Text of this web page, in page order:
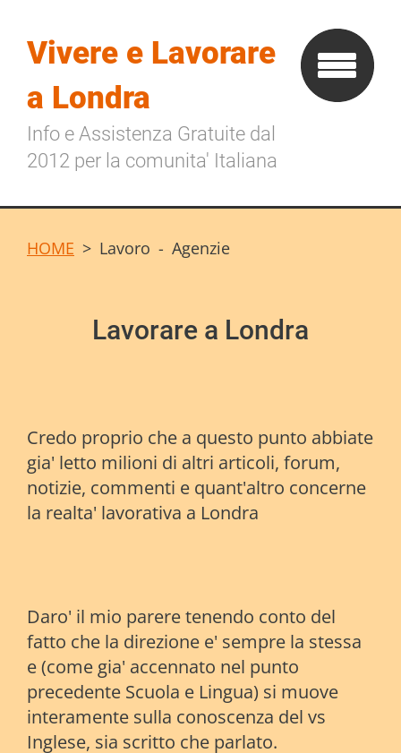
Vivere e Lavorare
a Londra
Info e Assistenza Gratuite dal
2012 per la comunita' Italiana
HOME > Lavoro - Agenzie
Lavorare a Londra
Credo proprio che a questo punto abbiate
gia' letto milioni di altri articoli, forum,
notizie, commenti e quant'altro concerne
la realta' lavorativa a Londra
Daro' il mio parere tenendo conto del
fatto che la direzione e' sempre la stessa
e (come gia' accennato nel punto
precedente Scuola e Lingua) si muove
interamente sulla conoscenza del vs
Inglese, sia scritto che parlato.